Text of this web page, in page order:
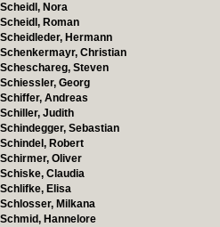
Scheidl, Nora
Scheidl, Roman
Scheidleder, Hermann
Schenkermayr, Christian
Scheschareg, Steven
Schiessler, Georg
Schiffer, Andreas
Schiller, Judith
Schindegger, Sebastian
Schindel, Robert
Schirmer, Oliver
Schiske, Claudia
Schlifke, Elisa
Schlosser, Milkana
Schmid, Hannelore